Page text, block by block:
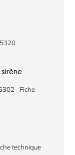
_Fiche
technique